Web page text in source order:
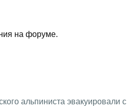
на форуме.
альпиниста эвакуировали с